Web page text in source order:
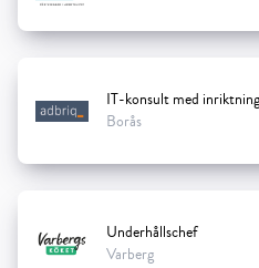
Borås
Underhållschef
Varberg